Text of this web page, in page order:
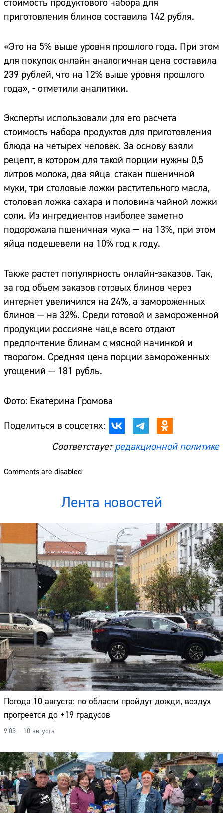
стоимость продуктового набора для
приготовления блинов составила 142 рубля.
«Это на 5% выше уровня прошлого года. При этом
для покупок онлайн аналогичная цена составила
239 рублей, что на 12% выше уровня прошлого
года», - отметили аналитики.
Эксперты использовали для его расчета
стоимость набора продуктов для приготовления
блюда на четырех человек. За основу взяли
рецепт, в котором для такой порции нужны 0,5
литров молока, два яйца, стакан пшеничной
муки, три столовые ложки растительного масла,
столовая ложка сахара и половина чайной ложки
соли. Из ингредиентов наиболее заметно
подорожала пшеничная мука — на 13%, при этом
яйца подешевели на 10% год к году.
Также растет популярность онлайн-заказов. Так,
за год объем заказов готовых блинов через
интернет увеличился на 24%, а замороженных
блинов — на 32%. Среди готовой и замороженной
продукции россияне чаще всего отдают
предпочтение блинам с мясной начинкой и
творогом. Средняя цена порции замороженных
угощений — 181 рубль.
Фото: Екатерина Громова
Поделиться в соцсетях:
Соответствуетредакционной политике
Comments are disabled
Лента новостей
Погода 10 августа: по области пройдут дожди, воздух
прогреется до +19 градусов
9:03 – 10 августа